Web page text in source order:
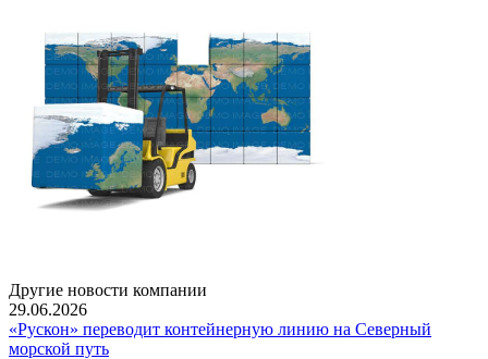
Другие новости компании
29.06.2026
«Рускон» переводит контейнерную линию на Северный
морской путь